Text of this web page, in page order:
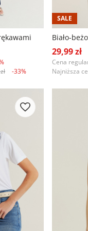
-33%
SALE
Biało-
29,99 zł
Cena
Najniższa